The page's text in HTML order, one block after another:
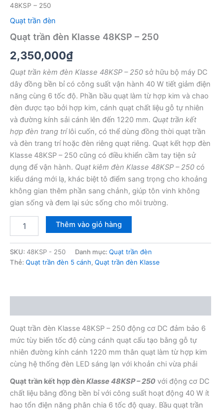
48KSP – 250
Quạt trần đèn
Quạt trần đèn Klasse 48KSP – 250
2,350,000₫
Quạt trần kèm đèn Klasse 48KSP – 250 sở hữu bộ máy DC
dây đồng bền bỉ có công suất vận hành 40 W tiết giảm điện
năng cùng 6 tốc độ. Phần bầu quạt làm từ hợp kim và chao
đèn được tạo bởi hợp kim, cánh quạt chất liệu gỗ tự nhiên
và đường kính sải cánh lên đến 1220 mm. Quạt trần kết
hợp đèn trang trílôi cuốn, có thể dùng đồng thời quạt trần
và đèn trang trí hoặc đèn riêng quạt riêng. Quạt kết hợp đèn
Klasse 48KSP – 250 cũng có điều khiển cầm tay tiện sử
dụng để vận hành. Quạt kiêm đèn Klasse 48KSP – 250 có
kiểu dáng mới lạ, khác biệt tô điểm sang trọng cho khoảng
không gian thêm phần sang chảnh, giúp tôn vinh không
gian sống và đem lại sức sống cho môi trường.
Klasse
48KSP
Thêm vào giỏ hàng
SKU: 48KSP - 250 Danh mục: Quạt trần đèn
Thẻ: Quạt trần đèn 5 cánh, Quạt trần đèn Klasse
Quạt trần đèn Klasse 48KSP – 250 động cơ DC đảm bảo 6
mức tùy biến tốc độ cùng cánh quạt cấu tạo bằng gỗ tự
nhiên đường kính cánh 1220 mm thân quạt làm từ hợp kim
cùng hệ thống đèn LED sáng lạn với khoản chi vừa phải
Quạt trần kết hợp đènKlasse 48KSP – 250 với động cơ DC
chất liệu bằng đồng bền bỉ với công suất hoạt động 40 W ít
hao tổn điện năng phân chia 6 tốc độ quay. Bầu quạt trần